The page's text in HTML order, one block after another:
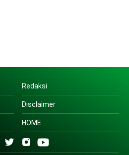
Redaksi
Disclaimer
HOME